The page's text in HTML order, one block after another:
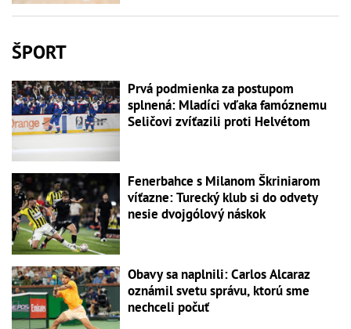
ŠPORT
Prvá podmienka za postupom
splnená: Mladíci vďaka famóznemu
Seličovi zvíťazili proti Helvétom
Fenerbahce s Milanom Škriniarom
víťazne: Turecký klub si do odvety
nesie dvojgólový náskok
Obavy sa naplnili: Carlos Alcaraz
oznámil svetu správu, ktorú sme
nechceli počuť